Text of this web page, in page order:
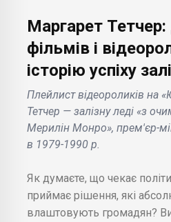
Маргарет Тетчер:
фільмів і
історію успіху
Плейлист відеороликів на
Тетчер — залізну леді «з
Мерилін Монро», прем'єр-
в 1979-1990 р.
Як думаєте, що чекає
приймає рішення, які
влаштовують громадян?